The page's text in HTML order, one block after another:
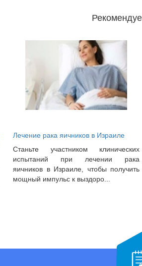
Лечение рака яичников в Израиле
Станьте участником клинических
испытаний при лечении рака
яичников в Израиле, чтобы получить
мощный импульс к выздоро...